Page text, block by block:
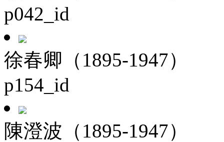
p042_id
徐春卿（1895-1947）
p154_id
陳澄波（1895-1947）